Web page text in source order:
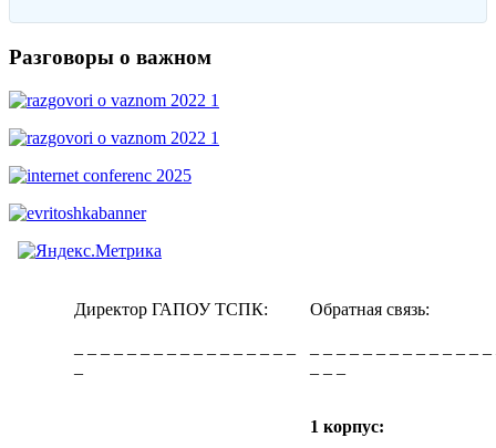
Разговоры о важном
Директор ГАПОУ ТСПК:
Обратная связь:
1 корпус: